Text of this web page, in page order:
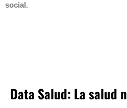
social.
Data Salud: La salud